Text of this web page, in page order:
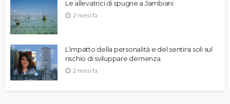
Le allevatrici di spugne a Jambiani
2 mesi fa
L’impatto della personalità e del sentirsi soli sul
rischio di sviluppare demenza
2 mesi fa